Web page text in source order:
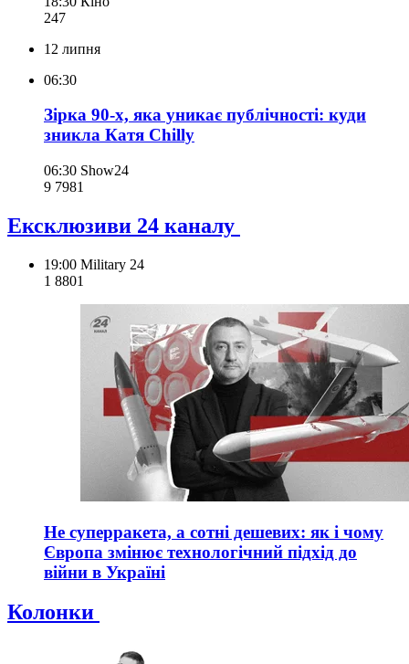
247
12 липня
06:30
Зірка 90-х, яка уникає публічності: куди
зникла Катя Chilly
06:30 Show24
9 7981
Ексклюзиви 24 каналу
19:00 Military 24
1 8801
Не суперракета, а сотні дешевих: як і чому
Європа змінює технологічний підхід до
війни в Україні
Колонки